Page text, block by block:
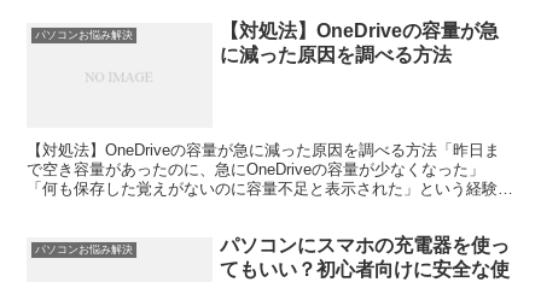
パソコンお悩み解決
【対処法】OneDriveの容量が急
に減った原因を調べる方法
【対処法】OneDriveの容量が急に減った原因を調べる方法「昨日ま
で空き容量があったのに、急にOneDriveの容量が少なくなった」
「何も保存した覚えがないのに容量不足と表示された」という経験は
パソコンお悩み解決
パソコンにスマホの充電器を使っ
てもいい？初心者向けに安全な使